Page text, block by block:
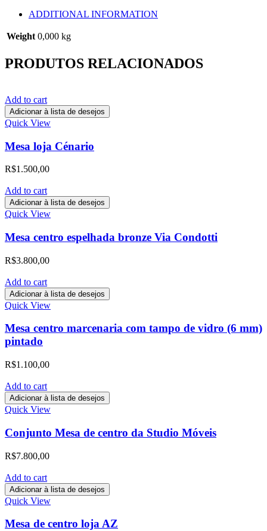
ADDITIONAL INFORMATION
Weight 0,000 kg
PRODUTOS RELACIONADOS
Add to cart
Adicionar à lista de desejos
Quick View
Mesa loja Cénario
R$1.500,00
Add to cart
Adicionar à lista de desejos
Quick View
Mesa centro espelhada bronze Via Condotti
R$3.800,00
Add to cart
Adicionar à lista de desejos
Quick View
Mesa centro marcenaria com tampo de vidro (6 mm)
pintado
R$1.100,00
Add to cart
Adicionar à lista de desejos
Quick View
Conjunto Mesa de centro da Studio Móveis
R$7.800,00
Add to cart
Adicionar à lista de desejos
Quick View
Mesa de centro loja AZ